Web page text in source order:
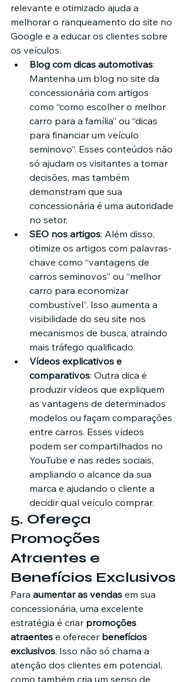
relevante e otimizado ajuda a
melhorar o ranqueamento do site no
Google e a educar os clientes sobre
os veículos.
Blog com dicas automotivas:
Mantenha um blog no site da
concessionária com artigos
como “como escolher o melhor
carro para a família” ou “dicas
para financiar um veículo
seminovo”. Esses conteúdos não
só ajudam os visitantes a tomar
decisões, mas também
demonstram que sua
concessionária é uma autoridade
no setor.
SEO nos artigos: Além disso,
otimize os artigos com palavras-
chave como “vantagens de
carros seminovos” ou “melhor
carro para economizar
combustível”. Isso aumenta a
visibilidade do seu site nos
mecanismos de busca, atraindo
mais tráfego qualificado.
Vídeos explicativos e
comparativos: Outra dica é
produzir vídeos que expliquem
as vantagens de determinados
modelos ou façam comparações
entre carros. Esses vídeos
podem ser compartilhados no
YouTube e nas redes sociais,
ampliando o alcance da sua
marca e ajudando o cliente a
decidir qual veículo comprar.
5. Ofereça
Promoções
Atraentes e
Benefícios Exclusivos
Para aumentar as vendas em sua
concessionária, uma excelente
estratégia é criar promoções
atraentes e oferecer benefícios
exclusivos. Isso não só chama a
atenção dos clientes em potencial,
como também cria um senso de